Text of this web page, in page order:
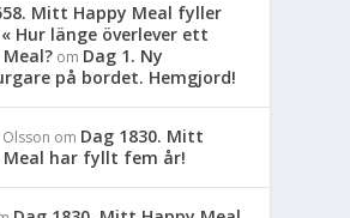
Mitt Happy Meal fyller
Hur länge överlever ett
om Dag 1. Ny
på bordet. Hemgjord!
om Dag 1830. Mitt
Meal har fyllt fem år!